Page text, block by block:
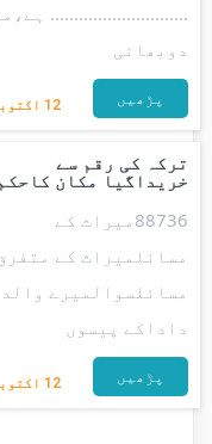
12
.............................
دوبھائی
پڑھیں
ترکہ کی رقم سے
خریداگیا مکان کاحکم
12
88736میراث کے
مسائلمیراث کے
مسائلسوالمیرے
داداکے پیسوں
پڑھیں